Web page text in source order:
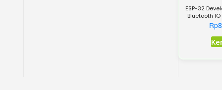
ESP-32
Bluetooth
Rp